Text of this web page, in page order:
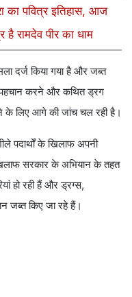
का पवित्र इतिहास, आज
रामदेव पीर का धाम
दर्ज किया गया है और जब्त
पहचान करने और कथित ड्रग
के लिए आगे की जांच चल रही है।
पदार्थों के खिलाफ अपनी
सरकार के अभियान के तहत
हो रही हैं और ड्रग्स,
जब्त किए जा रहे हैं।